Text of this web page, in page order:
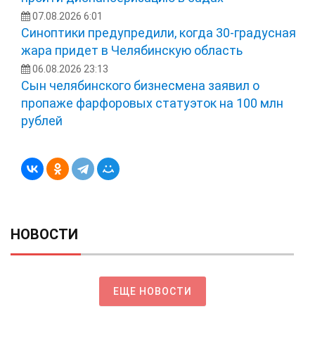
07.08.2026 6:01
Синоптики предупредили, когда 30-градусная
жара придет в Челябинскую область
06.08.2026 23:13
Сын челябинского бизнесмена заявил о
пропаже фарфоровых статуэток на 100 млн
рублей
НОВОСТИ
ЕЩЕ НОВОСТИ